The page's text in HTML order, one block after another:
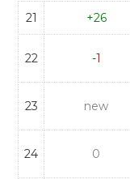
21 +26
22 -1
23 new
24 0